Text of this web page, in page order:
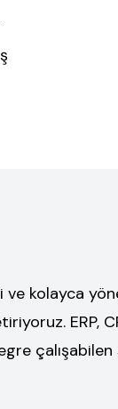
ve kolayca
ERP,